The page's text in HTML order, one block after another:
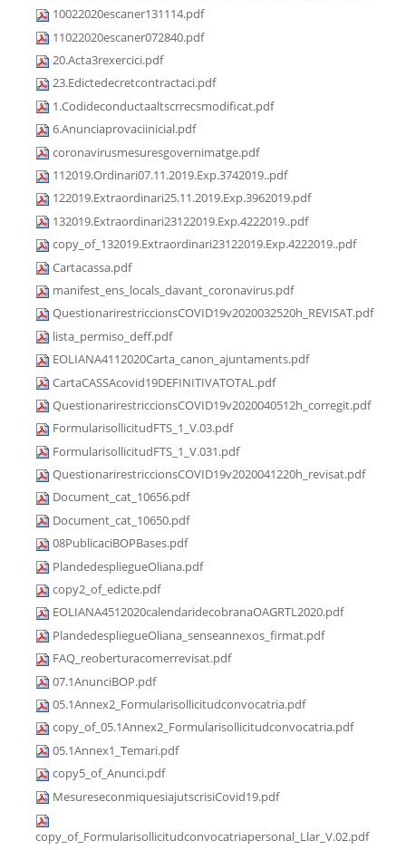
10022020escaner131114.pdf
11022020escaner072840.pdf
20.Acta3rexercici.pdf
23.Edictedecretcontractaci.pdf
1.Codideconductaaltscrrecsmodificat.pdf
6.Anunciaprovaciinicial.pdf
coronavirusmesuresgovernimatge.pdf
112019.Ordinari07.11.2019.Exp.3742019..pdf
122019.Extraordinari25.11.2019.Exp.3962019.pdf
132019.Extraordinari23122019.Exp.4222019..pdf
copy_of_132019.Extraordinari23122019.Exp.4222019..pdf
Cartacassa.pdf
manifest_ens_locals_davant_coronavirus.pdf
QuestionarirestriccionsCOVID19v2020032520h_REVISAT.pdf
lista_permiso_deff.pdf
EOLIANA4112020Carta_canon_ajuntaments.pdf
CartaCASSAcovid19DEFINITIVATOTAL.pdf
QuestionarirestriccionsCOVID19v2020040512h_corregit.pdf
FormularisollicitudFTS_1_V.03.pdf
FormularisollicitudFTS_1_V.031.pdf
QuestionarirestriccionsCOVID19v2020041220h_revisat.pdf
Document_cat_10656.pdf
Document_cat_10650.pdf
08PublicaciBOPBases.pdf
PlandedespliegueOliana.pdf
copy2_of_edicte.pdf
EOLIANA4512020calendaridecobranaOAGRTL2020.pdf
PlandedespliegueOliana_senseannexos_firmat.pdf
FAQ_reoberturacomerrevisat.pdf
07.1AnunciBOP.pdf
05.1Annex2_Formularisollicitudconvocatria.pdf
copy_of_05.1Annex2_Formularisollicitudconvocatria.pdf
05.1Annex1_Temari.pdf
copy5_of_Anunci.pdf
MesureseconmiquesiajutscrisiCovid19.pdf
copy_of_Formularisollicitudconvocatriapersonal_Llar_V.02.pdf